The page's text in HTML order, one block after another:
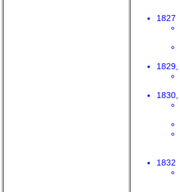
1827
1829,
1830,
1832